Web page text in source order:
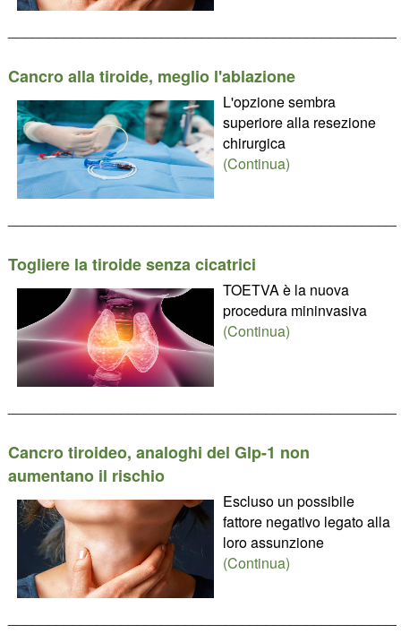
Cancro alla tiroide, meglio l'ablazione
L'opzione sembra
superiore alla resezione
chirurgica
(Continua)
Togliere la tiroide senza cicatrici
TOETVA è la nuova
procedura mininvasiva
(Continua)
Cancro tiroideo, analoghi del Glp-1 non
aumentano il rischio
Escluso un possibile
fattore negativo legato alla
loro assunzione
(Continua)